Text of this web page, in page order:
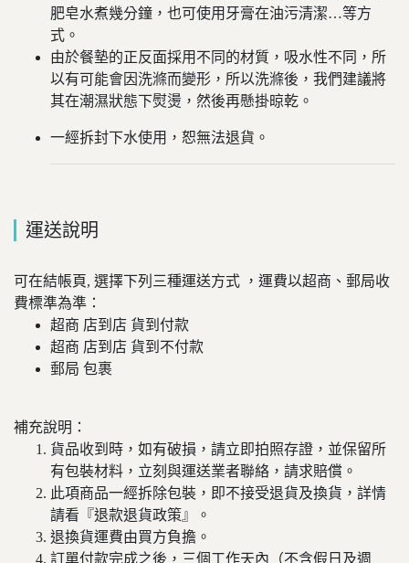
肥皂水煮幾分鐘，也可使用牙膏在油污清潔…等方
式。
由於餐墊的正反面採用不同的材質，吸水性不同，所
以有可能會因洗滌而變形，所以洗滌後，我們建議將
其在潮濕狀態下熨燙，然後再懸掛晾乾。
一經拆封下水使用，恕無法退貨。
運送說明
可在結帳頁, 選擇下列三種運送方式 ，運費以超商、郵局收
費標準為準：
超商 店到店 貨到付款
超商 店到店 貨到不付款
郵局 包裹
補充說明：
貨品收到時，如有破損，請立即拍照存證，並保留所
有包裝材料，立刻與運送業者聯絡，請求賠償。
此項商品一經拆除包裝，即不接受退貨及換貨，詳情
請看『退款退貨政策』。
退換貨運費由買方負擔。
訂單付款完成之後，三個工作天內（不含假日及週